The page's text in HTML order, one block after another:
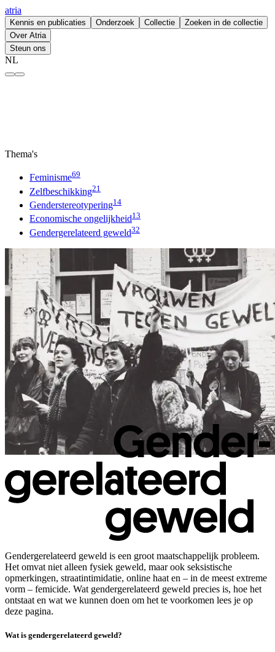
atria
Kennis en publicaties Onderzoek Collectie
Zoeken in de collectie
Over Atria
Steun ons
NL
Thema's
Feminisme69
Zelfbeschikking21
Genderstereotypering14
Economische ongelijkheid13
Gendergerelateerd geweld32
Gendergerelateerd geweld is een groot maatschappelijk probleem.
Het omvat niet alleen fysiek geweld, maar ook seksistische
opmerkingen, straatintimidatie, online haat en – in de meest extreme
vorm – femicide. Wat gendergerelateerd geweld precies is, hoe het
ontstaat en wat we kunnen doen om het te voorkomen lees je op
deze pagina.
Wat is gendergerelateerd geweld?